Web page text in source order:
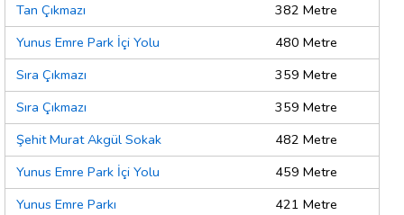
Tan Çıkmazı
382 Metre
Yunus Emre Park İçi Yolu
480 Metre
Sıra Çıkmazı
359 Metre
Sıra Çıkmazı
359 Metre
Şehit Murat Akgül Sokak
482 Metre
Yunus Emre Park İçi Yolu
459 Metre
Yunus Emre Parkı
421 Metre